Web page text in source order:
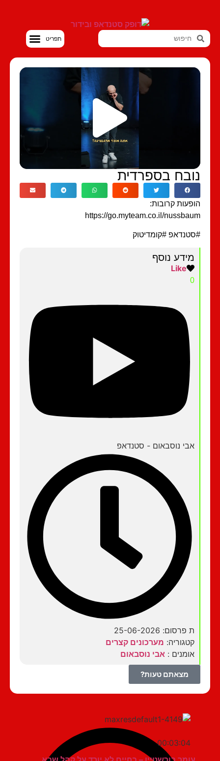
בספרדית
קרובות:
https://go.myteam.co.il/
#קומדיטוק
מידע נוסף
אבי נוסבאום - סטנדאפ
ת פרסום: 25-06-2026
קטגוריה:מערכונים קצרים
אומנים :אבי נוסבאום
מצאתם טעות?
00:03:04